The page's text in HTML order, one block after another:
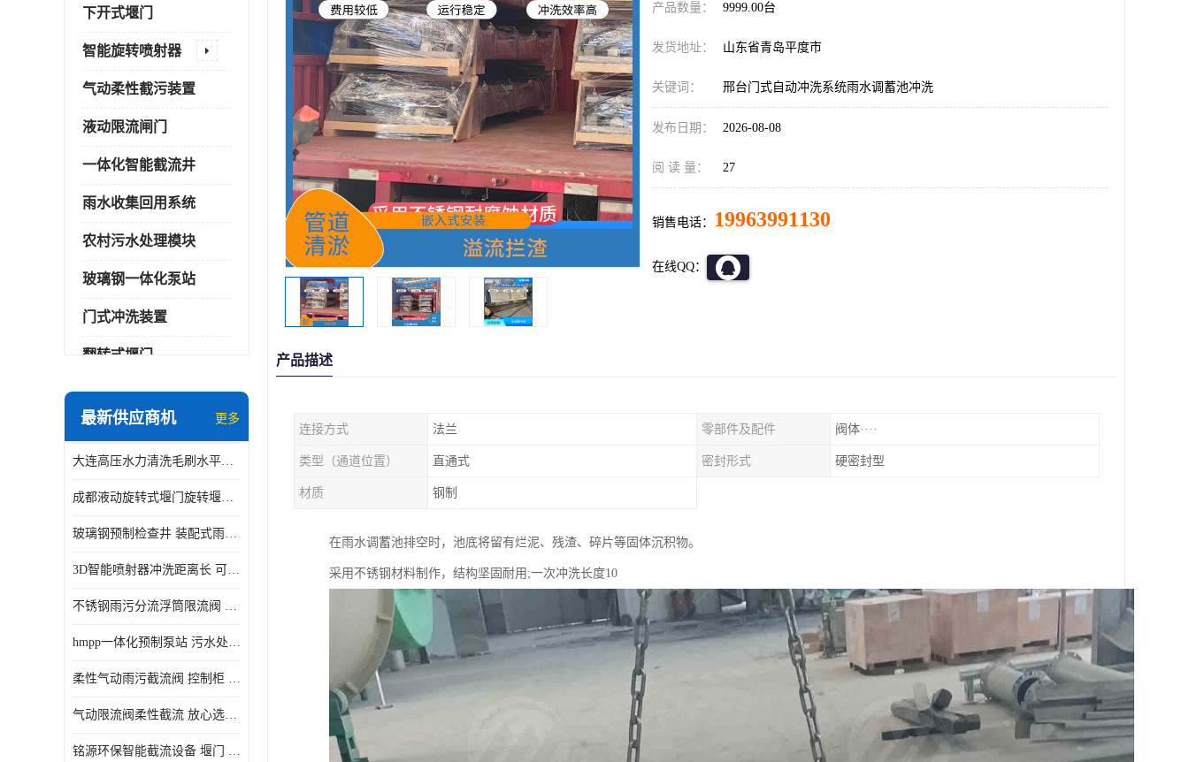
下开式堰门
智能旋转喷射器
气动柔性截污装置
液动限流闸门
一体化智能截流井
雨水收集回用系统
农村污水处理模块
玻璃钢一体化泵站
门式冲洗装置
翻转式堰门
智能一体化雨水泵站
智能一体化供水泵房
智能一体化净水设备
最新供应商机 更多
大连高压水力清洗毛刷水平自清洁滚刷 水力自动冲洗系统 水力清洗
成都液动旋转式堰门旋转堰门 自动控制 SUS304
玻璃钢预制检查井 装配式雨水污水井 初期弃流井 源头厂家
3D智能喷射器冲洗距离长 可270度旋转 高强度水压远距离喷洗
不锈钢雨污分流浮筒限流阀 DN150-DN1000 品质可信
hmpp一体化预制泵站 污水处理系统 乡镇学校市政排水 厂家供应
柔性气动雨污截流阀 控制柜 远程控制安全性高检修方便
气动限流阀柔性截流 放心选购 控源截污铭源环保
铭源环保智能截流设备 堰门 铸铁调节闸门作用 源头商家 可定制
产品数量： 9999.00台
发货地址： 山东省青岛平度市
关键词： 邢台门式自动冲洗系统雨水调蓄池冲洗
发布日期： 2026-08-08
阅 读 量： 27
销售电话： 19963991130
在线QQ：
产品描述
连接方式 法兰 零部件及配件 阀体····
类型（通道位置） 直通式 密封形式 硬密封型
材质 钢制
在雨水调蓄池排空时，池底将留有烂泥、残渣、碎片等固体沉积物。
采用不锈钢材料制作，结构坚固耐用;一次冲洗长度10